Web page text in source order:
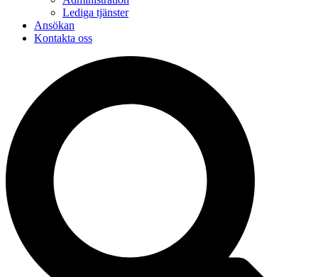
Lediga tjänster
Ansökan
Kontakta oss